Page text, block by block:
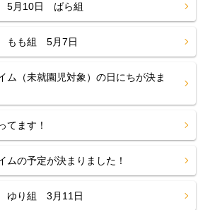
5月10日 ばら組
もも組 5月7日
ム（未就園児対象）の日にちが決ま
てます！
ムの予定が決まりました！
ゆり組 3月11日